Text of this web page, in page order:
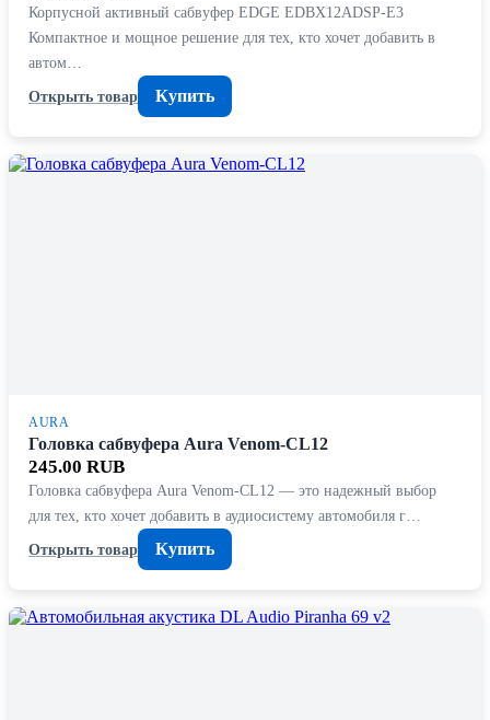
Корпусной активный сабвуфер EDGE EDBX12ADSP-E3
Компактное и мощное решение для тех, кто хочет добавить в
автом…
Открыть товар
Купить
AURA
Головка сабвуфера Aura Venom-CL12
245.00 RUB
Головка сабвуфера Aura Venom-CL12 — это надежный выбор
для тех, кто хочет добавить в аудиосистему автомобиля г…
Открыть товар
Купить